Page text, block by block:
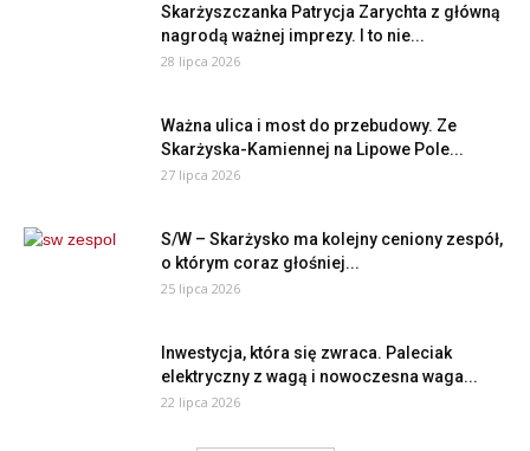
Skarżyszczanka Patrycja Zarychta z główną
nagrodą ważnej imprezy. I to nie...
28 lipca 2026
Ważna ulica i most do przebudowy. Ze
Skarżyska-Kamiennej na Lipowe Pole...
27 lipca 2026
S/W – Skarżysko ma kolejny ceniony zespół,
o którym coraz głośniej...
25 lipca 2026
Inwestycja, która się zwraca. Paleciak
elektryczny z wagą i nowoczesna waga...
22 lipca 2026